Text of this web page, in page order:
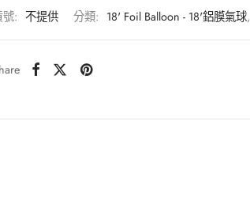
號: 不提供 分類: 18' Foil Balloon - 18'鋁膜氣球,